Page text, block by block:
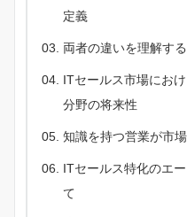
定義
両者の違いを理解す
ITセールス市場にお
分野の将来性
知識を持つ営業が市
ITセールス特化のエ
て